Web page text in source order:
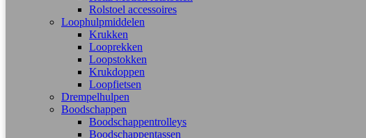
Rolstoel accessoires
Loophulpmiddelen
Krukken
Looprekken
Loopstokken
Krukdoppen
Loopfietsen
Drempelhulpen
Boodschappen
Boodschappentrolleys
Boodschappentassen